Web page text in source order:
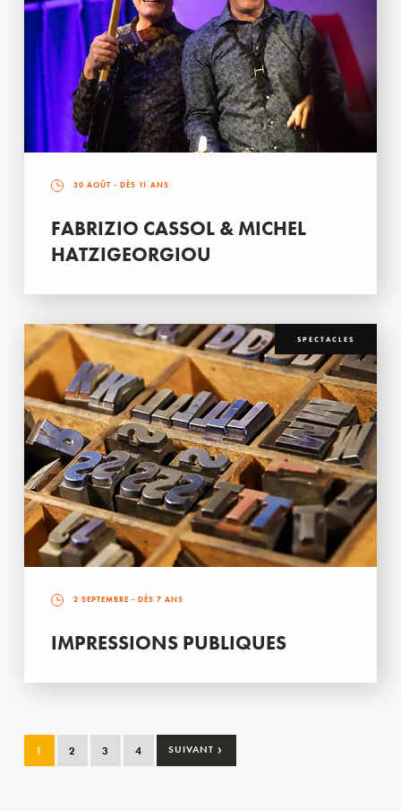
30 AOÛT - DÈS 11 ANS
FABRIZIO CASSOL & MICHEL
HATZIGEORGIOU
SPECTACLES
2 SEPTEMBRE - DÈS 7 ANS
IMPRESSIONS PUBLIQUES
1 2 3 4 SUIVANT ›